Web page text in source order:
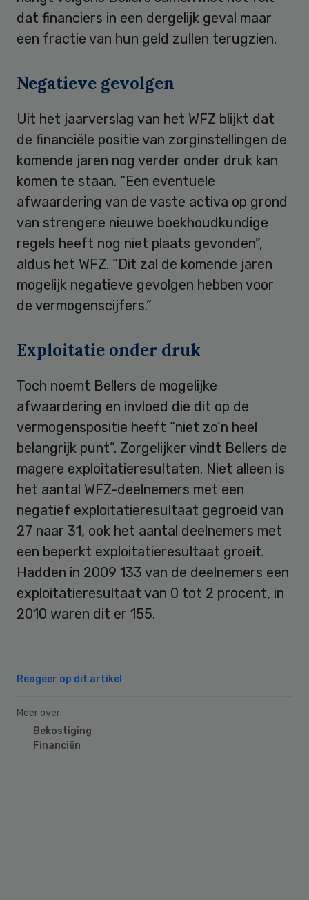
dat financiers in een dergelijk geval maar
een fractie van hun geld zullen terugzien.
Negatieve gevolgen
Uit het jaarverslag van het WFZ blijkt dat
de financiële positie van zorginstellingen de
komende jaren nog verder onder druk kan
komen te staan. “Een eventuele
afwaardering van de vaste activa op grond
van strengere nieuwe boekhoudkundige
regels heeft nog niet plaats gevonden”,
aldus het WFZ. “Dit zal de komende jaren
mogelijk negatieve gevolgen hebben voor
de vermogenscijfers.”
Exploitatie onder druk
Toch noemt Bellers de mogelijke
afwaardering en invloed die dit op de
vermogenspositie heeft “niet zo’n heel
belangrijk punt”. Zorgelijker vindt Bellers de
magere exploitatieresultaten. Niet alleen is
het aantal WFZ-deelnemers met een
negatief exploitatieresultaat gegroeid van
27 naar 31, ook het aantal deelnemers met
een beperkt exploitatieresultaat groeit.
Hadden in 2009 133 van de deelnemers een
exploitatieresultaat van 0 tot 2 procent, in
2010 waren dit er 155.
Reageer op dit artikel
Meer over:
Bekostiging
Financiën